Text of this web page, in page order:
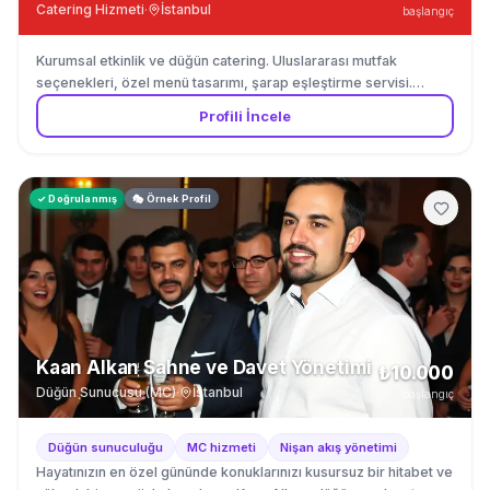
Catering Hizmeti· İstanbul başlangıç
Kurumsal etkinlik ve düğün catering. Uluslararası mutfak
seçenekleri, özel menü tasarımı, şarap eşleştirme servisi.
İstanbul Boğaz bölgesi.
Profili İncele
✓ Doğrulanmış 🎭 Örnek Profil
Kaan Alkan Sahne ve Davet Yönetimi
Düğün Sunucusu (MC)· İstanbul
₺10.000
başlangıç
Düğün sunuculuğu MC hizmeti Nişan akış yönetimi
Hayatınızın en özel gününde konuklarınızı kusursuz bir hitabet ve